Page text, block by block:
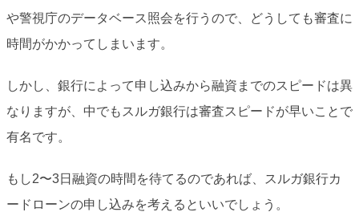
や警視庁のデータベース照会を行うので、どうしても審査に
時間がかかってしまいます。
しかし、銀行によって申し込みから融資までのスピードは異
なりますが、中でもスルガ銀行は審査スピードが早いことで
有名です。
もし2〜3日融資の時間を待てるのであれば、スルガ銀行カ
ードローンの申し込みを考えるといいでしょう。